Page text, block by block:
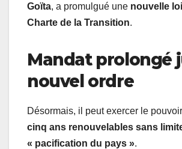
Goïta, a promulgué une nouvelle loi
Charte de la Transition.
Mandat prolongé
nouvel ordre
Désormais, il peut exercer le pouvoir
cinq ans renouvelables sans
« pacification du pays ».